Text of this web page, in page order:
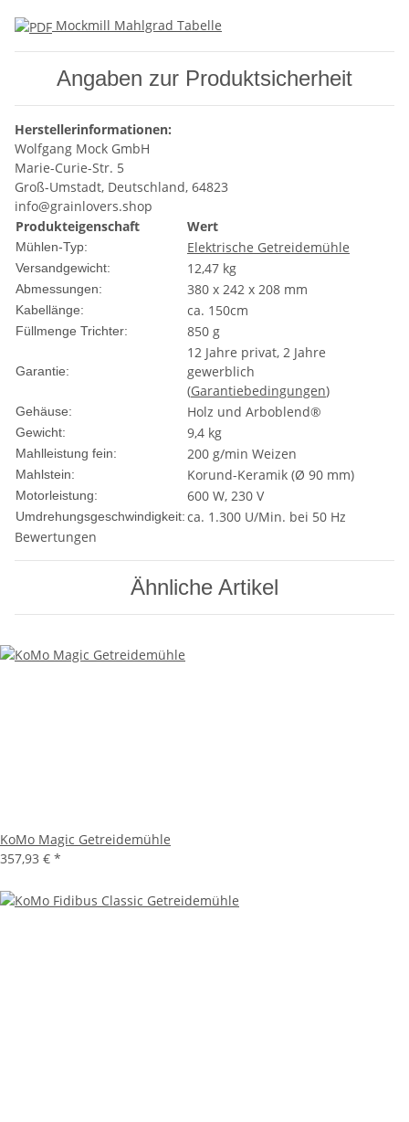
Mockmill Mahlgrad Tabelle
Angaben zur Produktsicherheit
Herstellerinformationen:
Wolfgang Mock GmbH
Marie-Curie-Str. 5
Groß-Umstadt, Deutschland, 64823
info@grainlovers.shop
Produkteigenschaft
Wert
Mühlen-Typ: Elektrische Getreidemühle
Versandgewicht: 12,47 kg
Abmessungen: 380 x 242 x 208 mm
Kabellänge: ca. 150cm
Füllmenge Trichter: 850 g
Garantie:
12 Jahre privat, 2 Jahre
gewerblich
(Garantiebedingungen)
Gehäuse: Holz und Arboblend®
Gewicht: 9,4 kg
Mahlleistung fein: 200 g/min Weizen
Mahlstein: Korund-Keramik (Ø 90 mm)
Motorleistung: 600 W, 230 V
Umdrehungsgeschwindigkeit:ca. 1.300 U/Min. bei 50 Hz
Bewertungen
Ähnliche Artikel
KoMo Magic Getreidemühle
357,93 € *